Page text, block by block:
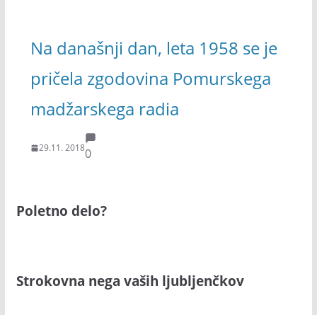
Na današnji dan, leta 1958 se je
pričela zgodovina Pomurskega
madžarskega radia
29.11. 20180
Poletno delo?
Strokovna nega vaših ljubljenčkov